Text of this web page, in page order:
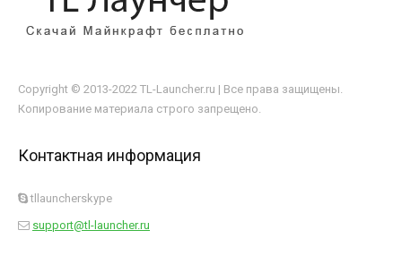
Copyright © 2013-2022 TL-Launcher.ru | Все права защищены.
Копирование материала строго запрещено.
Контактная информация
tllauncherskype
support@tl-launcher.ru